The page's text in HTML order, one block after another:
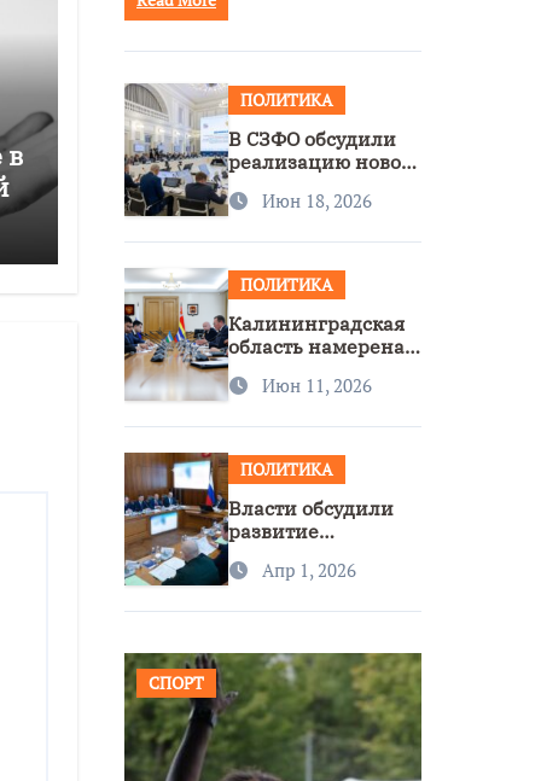
в
ПОЛИТИКА
В СЗФО обсудили
реализацию новой
нацполитики
Июн 18, 2026
ПОЛИТИКА
Калининградская
область намерена
сотрудничество с
Июн 11, 2026
ПОЛИТИКА
Власти обсудили
развитие
доступность
Апр 1, 2026
СПОРТ